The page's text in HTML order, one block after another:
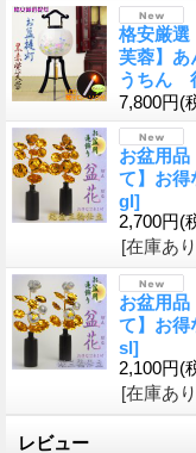
格安厳
芙蓉】
うちん
7,800円(
お盆用品
て】お得
gl]
2,700円(
[在庫あ
お盆用品
て】お得
sl]
2,100円(
[在庫あ
レビュー